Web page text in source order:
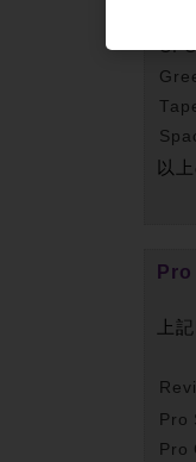
CI
以
上
Pro
Pro